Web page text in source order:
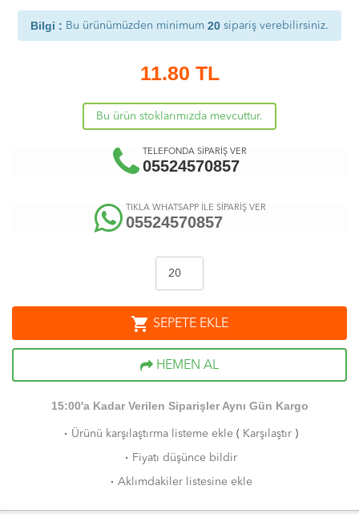
Bilgi : Bu ürünümüzden minimum 20 sipariş verebilirsiniz.
11.80 TL
Bu ürün stoklarımızda mevcuttur.
TELEFONDA SİPARİŞ VER
05524570857
TIKLA WHATSAPP İLE SİPARİŞ VER
05524570857
shopping_cart SEPETE EKLE
HEMEN AL
15:00'a Kadar Verilen Siparişler Aynı Gün Kargo
· Ürünü karşılaştırma listeme ekle ( Karşılaştır )
· Fiyatı düşünce bildir
· Aklımdakiler listesine ekle